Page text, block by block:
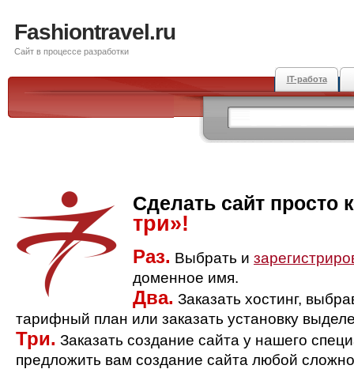
Fashiontravel.ru
Сайт в процессе разработки
IT-работа
Сделать сайт просто
три»!
Раз. Выбрать и
доменное имя.
Два. Заказать хостинг,
тарифный план или заказать установку
Три. Заказать создание сайта у нашего
предложить вам создание сайта любой